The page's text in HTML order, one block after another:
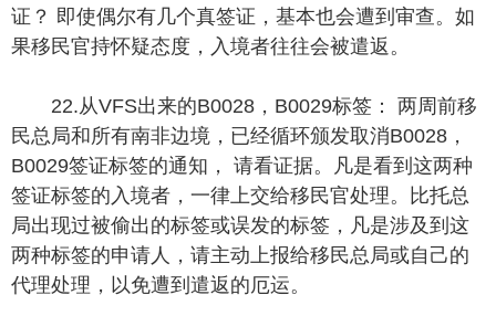
证？ 即使偶尔有几个真签证，基本也会遭到审查。如
果移民官持怀疑态度，入境者往往会被遣返。
22.从VFS出来的B0028，B0029标签： 两周前移
民总局和所有南非边境，已经循环颁发取消B0028，
B0029签证标签的通知， 请看证据。凡是看到这两种
签证标签的入境者，一律上交给移民官处理。比托总
局出现过被偷出的标签或误发的标签，凡是涉及到这
两种标签的申请人，请主动上报给移民总局或自己的
代理处理，以免遭到遣返的厄运。